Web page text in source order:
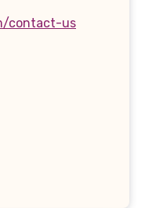
contact-us